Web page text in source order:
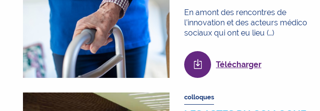
En amont des rencontres de
l’innovation et des acteurs médico
sociaux qui ont eu lieu (…)
Télécharger
colloques